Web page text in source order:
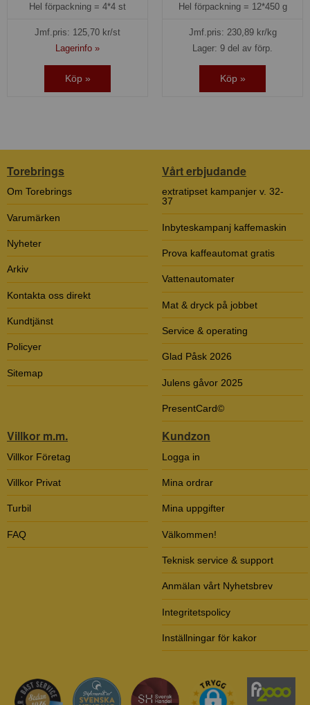
Hel förpackning = 4*4 st
Jmf.pris: 125,70 kr/st
Lagerinfo »
Köp »
Hel förpackning = 12*450 g
Jmf.pris: 230,89kr/kg
Lager: 9 del av förp.
Köp »
Torebrings
Om Torebrings
Varumärken
Nyheter
Arkiv
Kontakta oss direkt
Kundtjänst
Policyer
Sitemap
Vårt erbjudande
extratipset kampanjer v. 32-
37
Inbyteskampanj kaffemaskin
Prova kaffeautomat gratis
Vattenautomater
Mat & dryck på jobbet
Service & operating
Glad Påsk 2026
Julens gåvor 2025
PresentCard©
Villkor m.m.
Villkor Företag
Villkor Privat
Turbil
FAQ
Kundzon
Logga in
Mina ordrar
Mina uppgifter
Välkommen!
Teknisk service & support
Anmälan vårt Nyhetsbrev
Integritetspolicy
Inställningar för kakor